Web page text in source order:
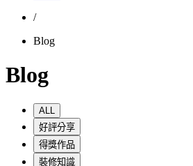
/
Blog
Blog
ALL
好評分享
得獎作品
裝修知識